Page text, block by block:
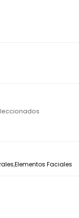
,Elementos Faciales